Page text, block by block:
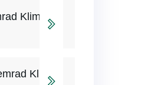
Klima
Klima